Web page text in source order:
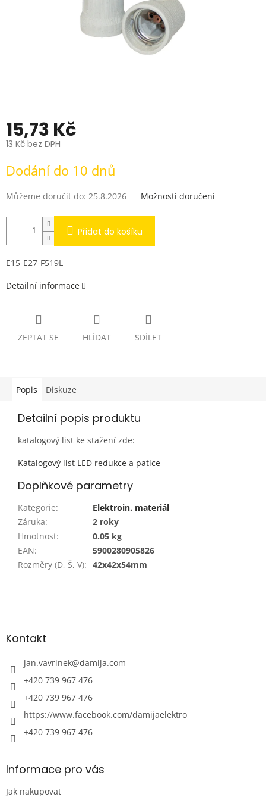
15,73 Kč
13 Kč bez DPH
cena:
Dodání do 10 dnů
Můžeme doručit do: 25.8.2026 Možnosti doručení
Přidat do košíku
E15-E27-F519L
Detailní informace
ZEPTAT SE HLÍDAT SDÍLET
Popis Diskuze
Detailní popis produktu
katalogový list ke stažení zde:
Katalogový list LED redukce a patice
Doplňkové parametry
Kategorie:
Elektroin. materiál
Záruka:
2 roky
Hmotnost:
0.05 kg
EAN:
5900280905826
Rozměry (D, Š, V): 42x42x54mm
Z
aKontakt
jan.vavrinek@damija.com
+420 739 967 476
+420 739 967 476
https://www.facebook.com/damijaelektro
+420 739 967 476
Informace pro vás
Jak nakupovat